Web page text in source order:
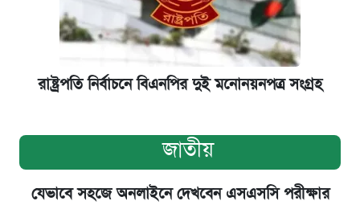
রাষ্ট্রপতি নির্বাচনে বিএনপির দুই মনোনয়নপত্র সংগ্রহ
জাতীয়
যেভাবে সহজে অনলাইনে দেখবেন এসএসসি পরীক্ষার